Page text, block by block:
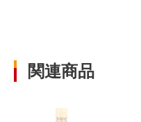
関連商品